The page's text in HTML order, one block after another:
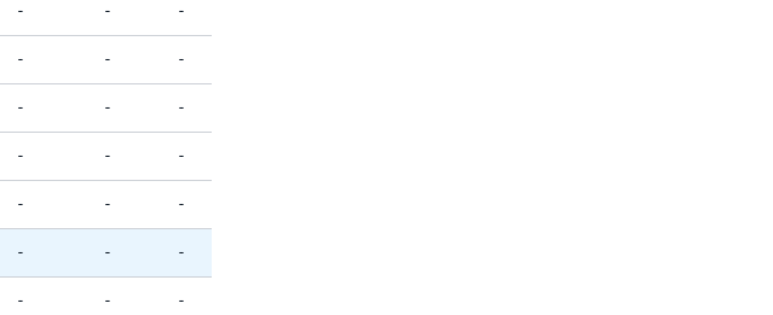
- - -
- - -
- - -
- - -
- - -
- - -
- - -